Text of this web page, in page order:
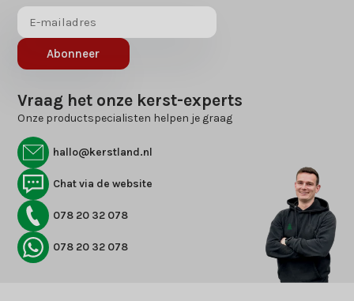
Abonneer
Vraag het onze kerst-experts
Onze productspecialisten helpen je graag
hallo@kerstland.nl
Chat via de website
078 20 32 078
078 20 32 078